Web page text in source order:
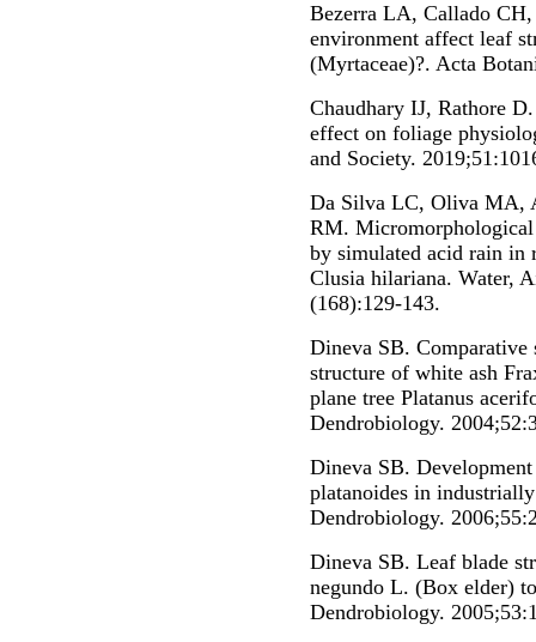
Bezerra LA, Callado
environment affect leaf
(Myrtaceae)?. Acta
Chaudhary IJ, Rathore
effect on foliage
and Society.
Da Silva LC, Oliva MA,
RM. Micromorphological
by simulated acid rain in
Clusia hilariana. Water,
(168):129-143.
Dineva SB.
structure of white ash
plane tree Platanus
Dendrobiology.
Dineva SB.
platanoides in
Dendrobiology.
Dineva SB. Leaf blade
negundo L. (Box elder)
Dendrobiology.